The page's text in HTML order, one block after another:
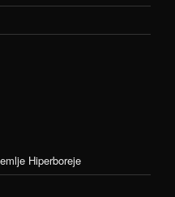
Hiperboreje